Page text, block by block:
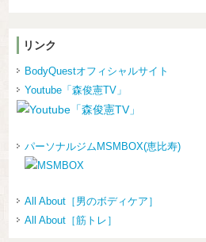
リンク
BodyQuestオフィシャルサイト
Youtube「森俊憲TV」
パーソナルジムMSMBOX(恵比寿)
All About［男のボディケア］
All About［筋トレ］